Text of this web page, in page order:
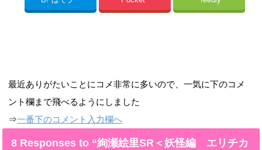
最近ありがたいことにコメ非常に多いので、一気に下のコメ
ント欄まで飛べるようにしました
⇒一番下のコメント入力欄へ
8 Responses to “絢瀬絵里SR＜妖怪編 エリチカ